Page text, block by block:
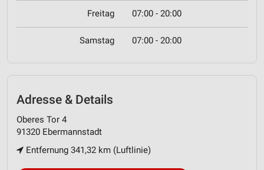
Freitag 07:00 - 20:00
Samstag 07:00 - 20:00
Adresse & Details
Oberes Tor 4
91320 Ebermannstadt
Entfernung 341,32 km (Luftlinie)